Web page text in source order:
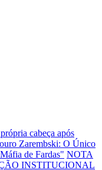
cabeça após
Zarembski: O Único
de Fardas" NOTA
INSTITUCIONAL